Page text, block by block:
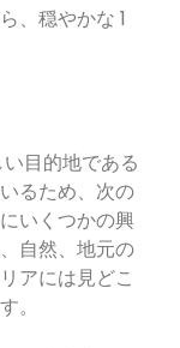
、穏やかな 1
目的地である
るため、次の
いくつかの興
自然、地元の
アには見どこ
。